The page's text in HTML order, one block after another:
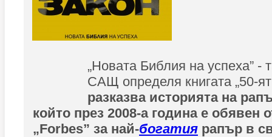
„Новата Библия на успеха” -
САЩ определя книгата „50-ят
разказва историята на
който през 2008-a година е обявен
„Forbes” за най-богатия рапър в